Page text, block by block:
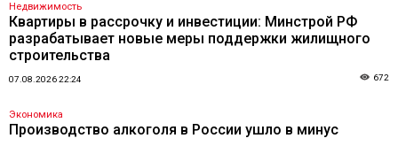
Недвижимость
Квартиры в рассрочку и инвестиции: Минстрой РФ
разрабатывает новые меры поддержки жилищного
строительства
07.08.2026 22:24 672
Экономика
Производство алкоголя в России ушло в минус